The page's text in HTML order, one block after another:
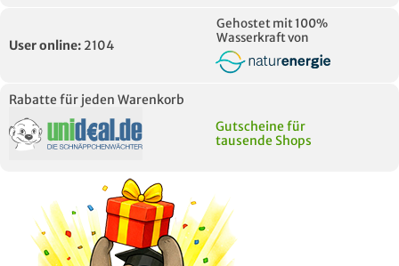
User online: 2104
Gehostet mit 100%
Wasserkraft von
Rabatte für jeden Warenkorb
Gutscheine für
tausende Shops